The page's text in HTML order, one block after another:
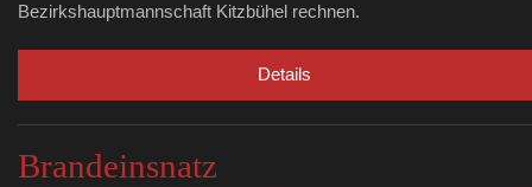
Bezirkshauptmannschaft Kitzbühel rechnen.
Details
Brandeinsnatz